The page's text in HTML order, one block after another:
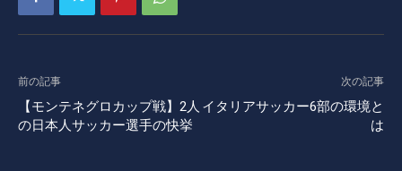
前の記事
【モンテネグロカップ戦】2人
の日本人サッカー選手の快挙
次の記事
イタリアサッカー6部の環境と
は